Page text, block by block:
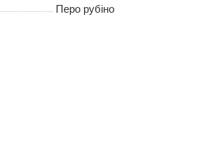
Перо рубіно